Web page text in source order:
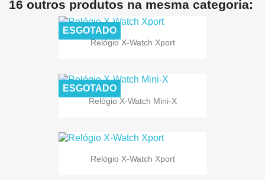
16 outros produtos na mesma categoria:
Relógio X-Watch Xport
ESGOTADO
Relógio X-Watch Mini-X
ESGOTADO
Relógio X-Watch Xport